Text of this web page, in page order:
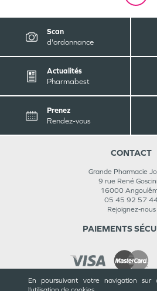
En poursuivant votre navigation sur
Scan
d'ordonnance
Actualités
Pharmabest
Prenez
Rendez-vous
CONTACT
Grande Pharmacie
9 rue René
16000
05 45 92 57
Rejoignez-nous
PAIEMENTS